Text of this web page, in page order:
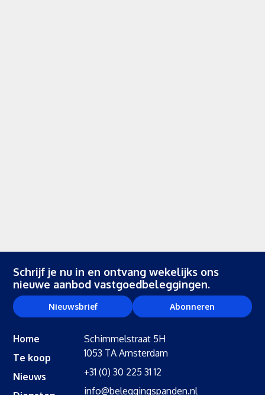
Schrijf je nu in en ontvang wekelijks ons
nieuwe aanbod vastgoedbeleggingen.
Nieuwsbrief Abonneren
Home
Te koop
Nieuws
Schimmelstraat 5H
1053 TA Amsterdam
+31 (0) 30 225 31 12
info@beleggingspanden.nl